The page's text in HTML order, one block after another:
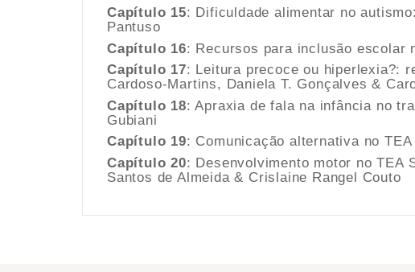
Capítulo 15: Dificuldade alimentar no
Pantuso
Capítulo 16: Recursos para inclusão escolar
Capítulo 17: Leitura precoce ou hiperlexia?:
Cardoso-Martins, Daniela T. Gonçalves &
Capítulo 18: Apraxia de fala na infância no
Gubiani
Capítulo 19: Comunicação alternativa no
Capítulo 20: Desenvolvimento motor no TEA
Santos de Almeida & Crislaine Rangel Couto